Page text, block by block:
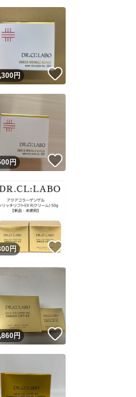
ユーザーはYahoo!フリマの取引を完了さ
ユーザーは他フリマサービスでの取引実
り、発送を保証しているものではありま
ユーザーは高頻度で24時間以内＆設定し
ユーザーは設定した発送日数内に発送し
出品ページへ
！円
！
円
！
円
！円 いいね！